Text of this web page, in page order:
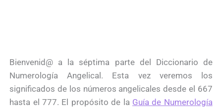
Bienvenid@ a la séptima parte del Diccionario de
Numerología Angelical. Esta vez veremos los
significados de los números angelicales desde el 667
hasta el 777. El propósito de la Guía de Numerología